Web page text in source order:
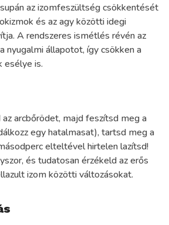
az izomfeszültség csökkentését
és az agy közötti idegi
A rendszeres ismétlés révén az
nyugalmi állapotot, így csökken a
esélye is.
arcbőrödet, majd feszítsd meg a
egy hatalmasat), tartsd meg a
elteltével hirtelen lazítsd!
és tudatosan érzékeld az erős
izom közötti változásokat.